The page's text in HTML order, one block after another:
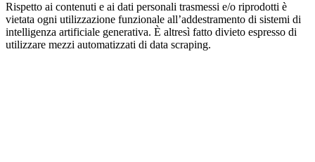
Rispetto ai contenuti e ai dati personali trasmessi e/o riprodotti è
vietata ogni utilizzazione funzionale all’addestramento di sistemi di
intelligenza artificiale generativa. È altresì fatto divieto espresso di
utilizzare mezzi automatizzati di data scraping.